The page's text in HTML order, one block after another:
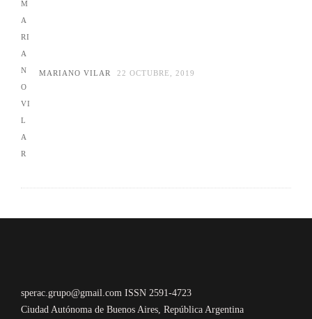
MARIANO VILAR 22 OCTUBRE, 2019
sperac.grupo@gmail.com ISSN 2591-4723
Ciudad Autónoma de Buenos Aires, República Argentina